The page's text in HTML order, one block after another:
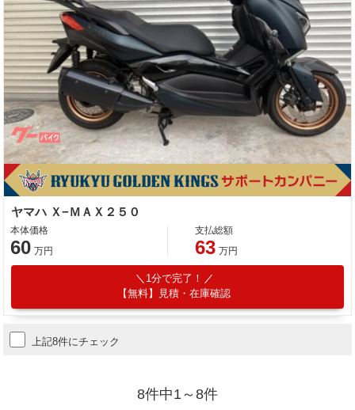
ヤマハ Ｘ−ＭＡＸ２５０
本体価格
60 万円
支払総額
63 万円
1分で完了！
【無料】見積・在庫確認
上記8件にチェック
8件中1～8件